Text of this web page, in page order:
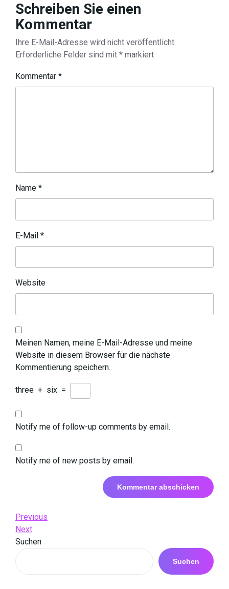
Schreiben Sie einen
Kommentar
Ihre E-Mail-Adresse wird nicht veröffentlicht.
Erforderliche Felder sind mit * markiert
Kommentar *
Name *
E-Mail *
Website
Meinen Namen, meine E-Mail-Adresse und meine
Website in diesem Browser für die nächste
Kommentierung speichern.
three + six =
Notify me of follow-up comments by email.
Notify me of new posts by email.
Beitrags-
Navigation
Previous
Post
Previous
Next
Post
Next
Suchen
Suchen